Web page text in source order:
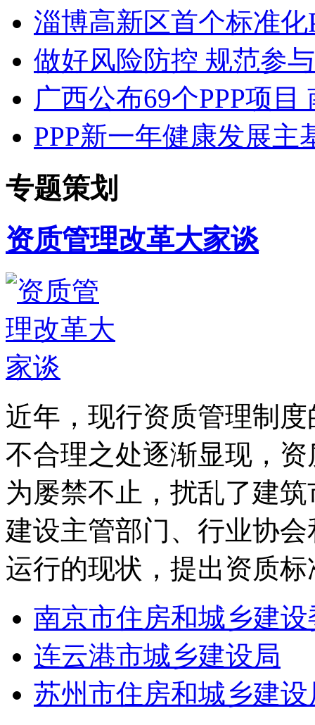
淄博高新区首个标准化
做好风险防控 规范参
广西公布69个PPP项
PPP新一年健康发展
专题策划
资质管理改革大家谈
近年，现行资质管理制
不合理之处逐渐显现，
为屡禁不止，扰乱了建
建设主管部门、行业协
运行的现状，提出资质
南京市住房和城乡建设
连云港市城乡建设局
苏州市住房和城乡建设